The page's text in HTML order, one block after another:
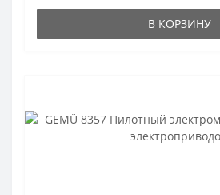
В КОРЗИНУ